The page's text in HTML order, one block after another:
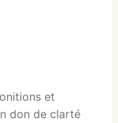
et
don de clarté